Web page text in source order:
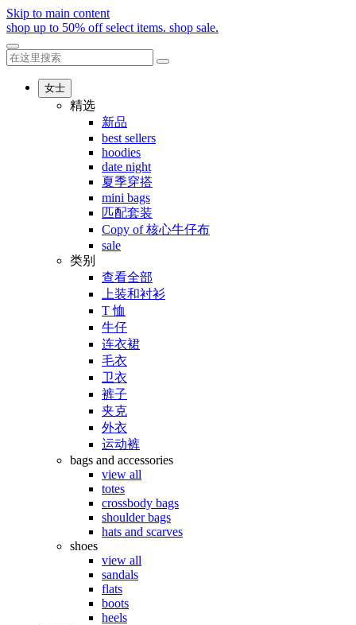
Skip to main content
shop up to 50% off select items. shop sale.
女士
精选
新品
best sellers
hoodies
date night
夏季穿搭
mini bags
匹配套装
Copy of 核心牛仔布
sale
类别
查看全部
上装和衬衫
T 恤
牛仔
连衣裙
毛衣
卫衣
裤子
夹克
外衣
运动裤
bags and accessories
view all
totes
crossbody bags
shoulder bags
hats and scarves
shoes
view all
sandals
flats
boots
heels